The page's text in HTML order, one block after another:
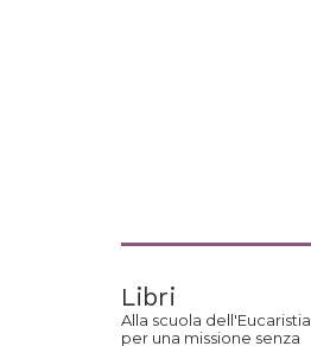
Libri
Alla scuola dell'Eucaristia
per una missione senza